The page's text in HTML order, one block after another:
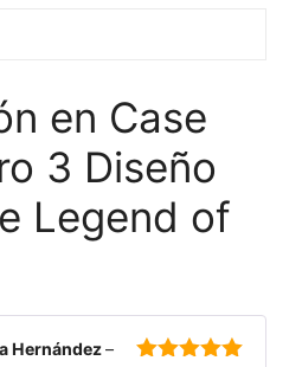
en Case
3 Diseño
Legend of
Hernández–